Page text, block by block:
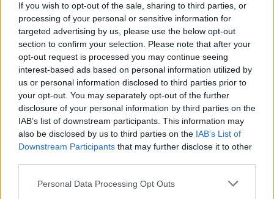
If you wish to opt-out of the sale, sharing to third parties, or
processing of your personal or sensitive information for
targeted advertising by us, please use the below opt-out
section to confirm your selection. Please note that after your
opt-out request is processed you may continue seeing
interest-based ads based on personal information utilized by
us or personal information disclosed to third parties prior to
your opt-out. You may separately opt-out of the further
disclosure of your personal information by third parties on the
IAB’s list of downstream participants. This information may
also be disclosed by us to third parties on the IAB’s List of
Downstream Participants that may further disclose it to other
Personal Data Processing Opt Outs
Linda
12 år sedan
Jag läser och följer din blogg dagligen och måste säga
att du är helt fantastisk till att sprida inspiration o glädje
när det gäller mat, bakning och inredning. En underbar
blogg som jag kommer med all säkerhet fortsätta att
följa.
Svara
Jennys_matblogg